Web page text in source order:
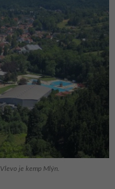
je kemp Mlýn.